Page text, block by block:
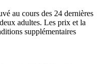
au cours des 24 dernières
adultes. Les prix et la
supplémentaires